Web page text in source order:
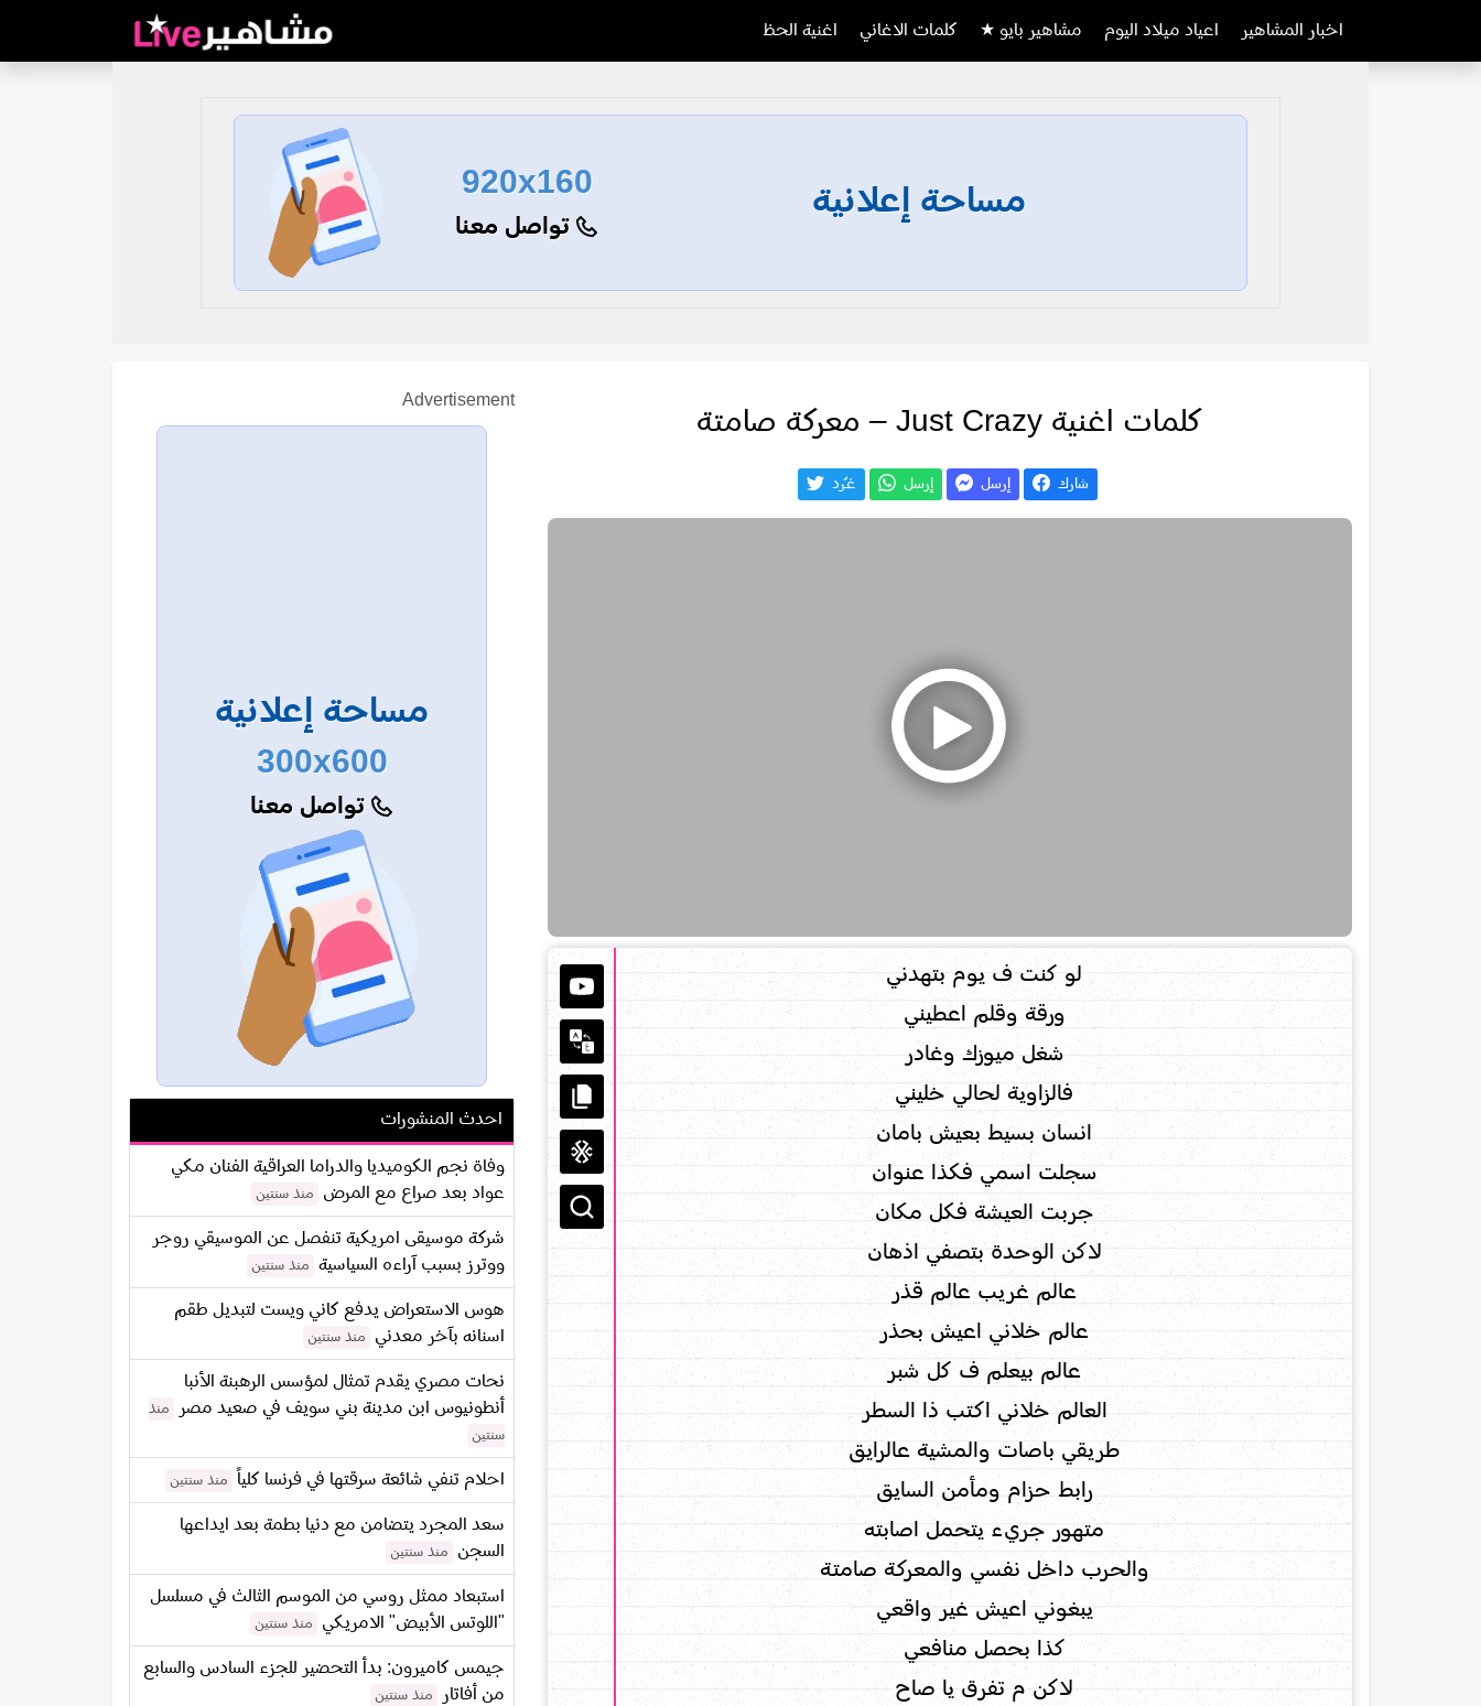
اخبار المشاهير اعياد ميلاد اليوم مشاهير بايو ★ كلمات الاغاني اغنية الحظ
مساحة إعلانية
920x160
تواصل معنا
كلمات اغنية Just Crazy – معركة صامتة
شارك إرسل إرسل غـّرد
لو كنت ف يوم بتهدني
ورقة وقلم اعطيني
شغل ميوزك وغادر
فالزاوية لحالي خليني
انسان بسيط بعيش بامان
سجلت اسمي فكذا عنوان
جربت العيشة فكل مكان
لاكن الوحدة بتصفي اذهان
عالم غريب عالم قذر
عالم خلاني اعيش بحذر
عالم بيعلم ف كل شبر
العالم خلاني اكتب ذا السطر
طريقي باصات والمشية عالرايق
رابط حزام ومأمن السايق
متهور جريء يتحمل اصابته
والحرب داخل نفسي والمعركة صامتة
يبغوني اعيش غير واقعي
كذا بحصل منافعي
لاكن م تفرق يا صاح
Advertisement
مساحة إعلانية
300x600
تواصل معنا
احدث المنشورات
وفاة نجم الكوميديا والدراما العراقية الفنان مكي
عواد بعد صراع مع المرض
منذ سنتين
شركة موسيقى امريكية تنفصل عن الموسيقي روجر
ووترز بسبب آراءه السياسية
منذ سنتين
هوس الاستعراض يدفع كاني ويست لتبديل طقم
اسنانه بآخر معدني
منذ سنتين
نحات مصري يقدم تمثال لمؤسس الرهبنة الأنبا
أنطونيوس ابن مدينة بني سويف في صعيد مصر
منذ
سنتين
احلام تنفي شائعة سرقتها في فرنسا كلياً منذ سنتين
سعد المجرد يتضامن مع دنيا بطمة بعد ايداعها
السجن
منذ سنتين
استبعاد ممثل روسي من الموسم الثالث في مسلسل
"اللوتس الأبيض" الامريكي
منذ سنتين
جيمس كاميرون: بدأ التحضير للجزء السادس والسابع
من أفاتار
منذ سنتين